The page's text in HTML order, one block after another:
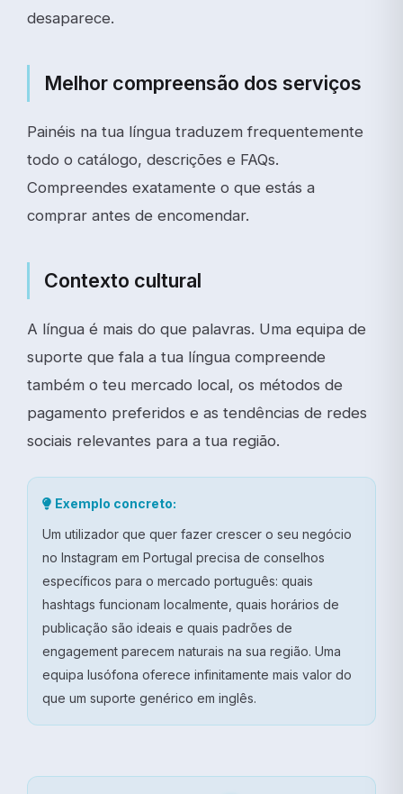
desaparece.
Melhor compreensão dos serviços
Painéis na tua língua traduzem frequentemente
todo o catálogo, descrições e FAQs.
Compreendes exatamente o que estás a
comprar antes de encomendar.
Contexto cultural
A língua é mais do que palavras. Uma equipa de
suporte que fala a tua língua compreende
também o teu mercado local, os métodos de
pagamento preferidos e as tendências de redes
sociais relevantes para a tua região.
Exemplo concreto:
Um utilizador que quer fazer crescer o seu negócio
no Instagram em Portugal precisa de conselhos
específicos para o mercado português: quais
hashtags funcionam localmente, quais horários de
publicação são ideais e quais padrões de
engagement parecem naturais na sua região. Uma
equipa lusófona oferece infinitamente mais valor do
que um suporte genérico em inglês.